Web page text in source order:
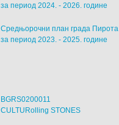
за период 2024. - 2026. године
Средњорочни план града Пирота
за период 2023. - 2025. године
BGRS0200011
CULTURolling STONES